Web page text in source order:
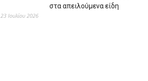
στα απειλούμενα είδη
23 Ιουλίου 2026